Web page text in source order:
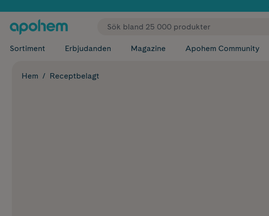
✓ Fri frakt
Sortiment Erbjudanden Magazine Apohem Community
Hem Receptbelagt